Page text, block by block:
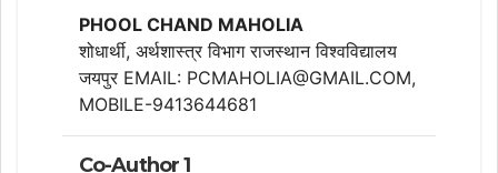
PHOOL CHAND MAHOLIA
शोधार्थी, अर्थशास्त्र विभाग राजस्थान विश्वविद्यालय
जयपुर EMAIL: PCMAHOLIA@GMAIL.COM,
MOBILE-9413644681
Co-Author 1